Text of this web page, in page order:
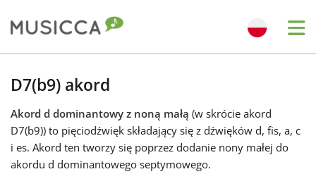
Български
Dansk
D7(b9) akord
Akord d dominantowy z noną małą (w skrócie akord
D7(b9)) to pięciodźwięk składający się z dźwięków d, fis, a, c
i es. Akord ten tworzy się poprzez dodanie nony małej do
akordu d dominantowego septymowego.